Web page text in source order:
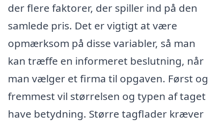
der flere faktorer, der spiller ind på den
samlede pris. Det er vigtigt at være
opmærksom på disse variabler, så man
kan træffe en informeret beslutning, når
man vælger et firma til opgaven. Først og
fremmest vil størrelsen og typen af taget
have betydning. Større tagflader kræver